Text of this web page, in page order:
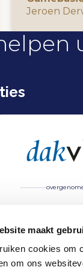
maakt
cookies om
om ons
Jeroen